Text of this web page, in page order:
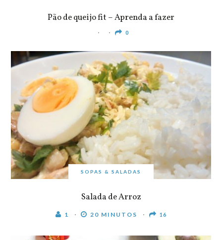
Pão de queijo fit – Aprenda a fazer
0
SOPAS & SALADAS
Salada de Arroz
1 20 MINUTOS 16